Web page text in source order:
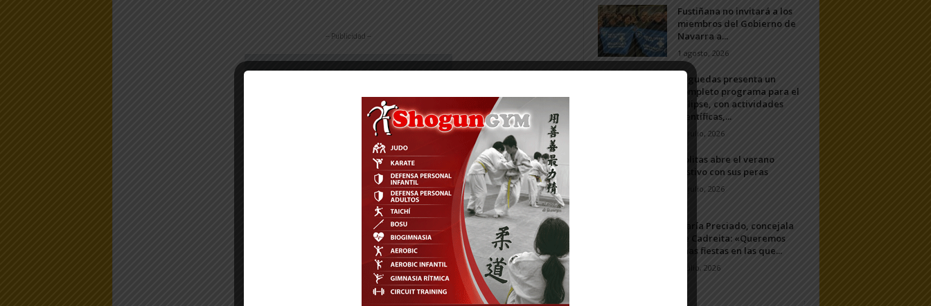
-- Publicidad --
Fustiñana no invitará a los
miembros del Gobierno de
Navarra a...
1 agosto, 2026
Arguedas presenta un
completo programa para el
eclipse, con actividades
científicas,...
20 julio, 2026
Ablitas abre el verano
festivo con sus peras
11 julio, 2026
María Preciado, concejala
de Cadreita: «Queremos
unas fiestas en las que...
7 julio, 2026